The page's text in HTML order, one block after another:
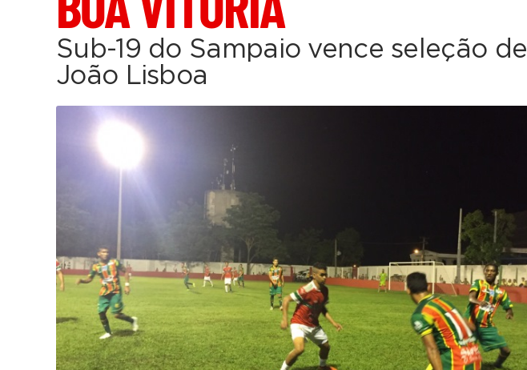
Sub-19 do Sampaio vence seleção de
João Lisboa